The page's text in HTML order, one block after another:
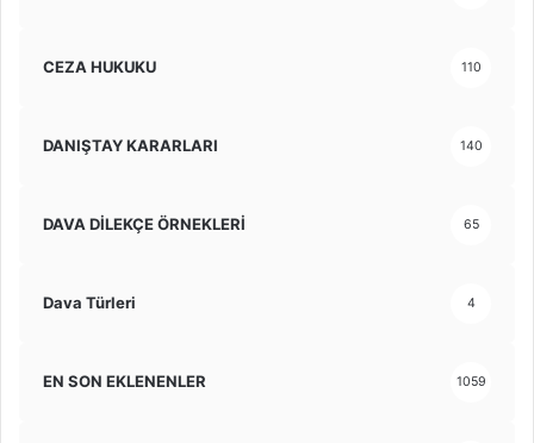
CEZA HUKUKU 110
DANIŞTAY KARARLARI 140
DAVA DİLEKÇE ÖRNEKLERİ 65
Dava Türleri 4
EN SON EKLENENLER 1059